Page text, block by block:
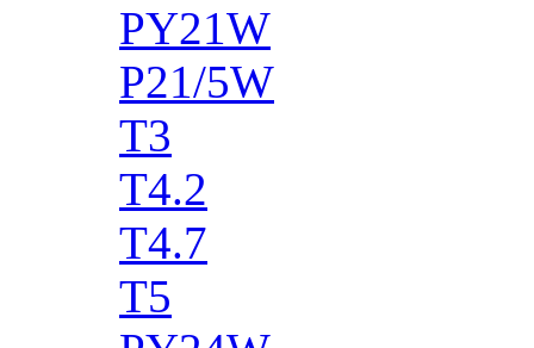
PY21W
P21/5W
T3
T4.2
T4.7
T5